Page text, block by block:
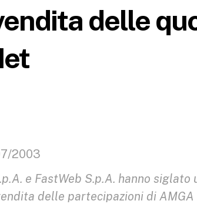
delle
2003
e FastWeb S.p.A. hanno
delle partecipazioni di AMGA